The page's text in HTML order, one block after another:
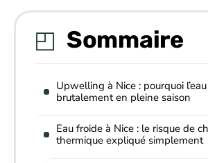
Sommaire
Upwelling à Nice : pourquoi
brutalement en pleine saison
Eau froide à Nice : le risque de
thermique expliqué simplement